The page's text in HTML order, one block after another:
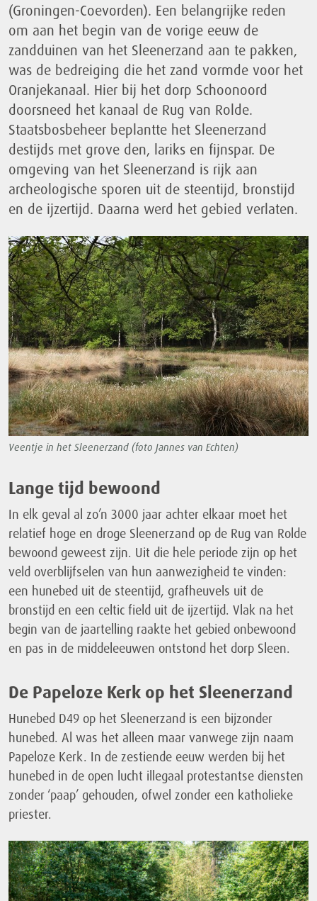
(Groningen-Coevorden). Een belangrijke reden
om aan het begin van de vorige eeuw de
zandduinen van het Sleenerzand aan te pakken,
was de bedreiging die het zand vormde voor het
Oranjekanaal. Hier bij het dorp Schoonoord
doorsneed het kanaal de Rug van Rolde.
Staatsbosbeheer beplantte het Sleenerzand
destijds met grove den, lariks en fijnspar. De
omgeving van het Sleenerzand is rijk aan
archeologische sporen uit de steentijd, bronstijd
en de ijzertijd. Daarna werd het gebied verlaten.
Veentje in het Sleenerzand (foto Jannes van Echten)
Lange tijd bewoond
In elk geval al zo’n 3000 jaar achter elkaar moet het
relatief hoge en droge Sleenerzand op de Rug van Rolde
bewoond geweest zijn. Uit die hele periode zijn op het
veld overblijfselen van hun aanwezigheid te vinden:
een hunebed uit de steentijd, grafheuvels uit de
bronstijd en een celtic field uit de ijzertijd. Vlak na het
begin van de jaartelling raakte het gebied onbewoond
en pas in de middeleeuwen ontstond het dorp Sleen.
De Papeloze Kerk op het Sleenerzand
Hunebed D49 op het Sleenerzand is een bijzonder
hunebed. Al was het alleen maar vanwege zijn naam
Papeloze Kerk. In de zestiende eeuw werden bij het
hunebed in de open lucht illegaal protestantse diensten
zonder ‘paap’ gehouden, ofwel zonder een katholieke
priester.